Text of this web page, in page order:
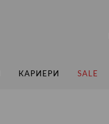
КАРИЕРИ SALE